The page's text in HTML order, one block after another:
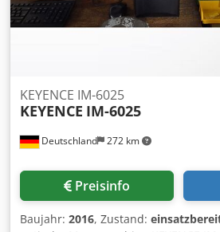
Deutschland 272 km
KEYENCE IM-6025
KEYENCE IM-6025
Preisinfo
Baujahr: 2016, Zustand: